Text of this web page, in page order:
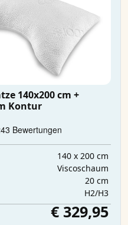
140x200 cm +
Kontur
140 x 200 cm
Viscoschaum
20 cm
H2/H3
€ 329,95